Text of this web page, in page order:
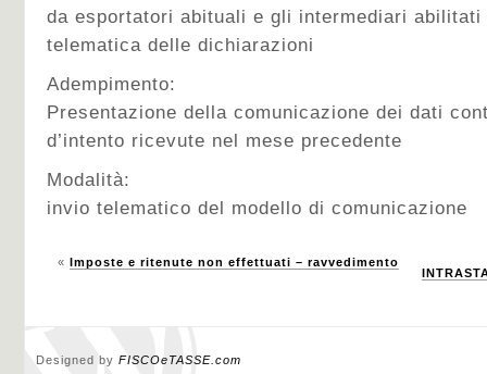
da esportatori abituali e gli intermediari
telematica delle dichiarazioni
Adempimento:
Presentazione della comunicazione dei dati
d’intento ricevute nel mese precedente
Modalità:
invio telematico del modello di comunicazione
« Imposte e ritenute non effettuati – ravvedimento
Designed by FISCOeTASSE.com